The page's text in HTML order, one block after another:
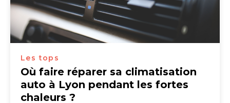
Les tops
Où faire réparer sa climatisation
auto à Lyon pendant les fortes
chaleurs ?